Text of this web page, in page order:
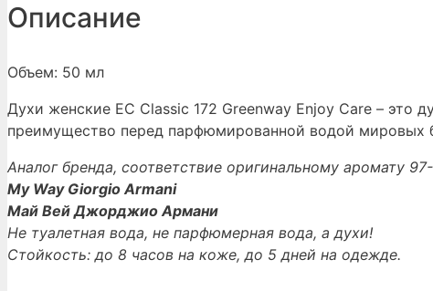
Описание
Объем: 50 мл
Духи женские EC Classic 172 Greenway Enjoy Care –
преимущество перед парфюмированной водой мировых
Аналог бренда, соответствие оригинальному аромату
My Way Giorgio Armani
Май Вей Джорджио Армани
Не туалетная вода, не парфюмерная вода, а духи!
Стойкость: до 8 часов на коже, до 5 дней на одежде.